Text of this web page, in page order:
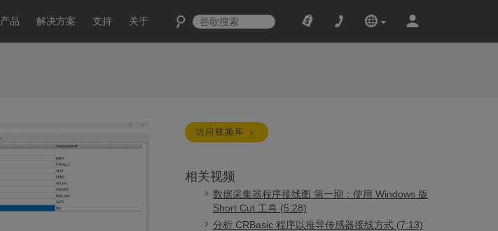
产品 解决方案 支持 关于
访问视频库
相关视频
数据采集器程序接线图 第一期：使用 Windows 版
Short Cut 工具 (5:28)
分析 CRBasic 程序以推导传感器接线方式 (7:13)